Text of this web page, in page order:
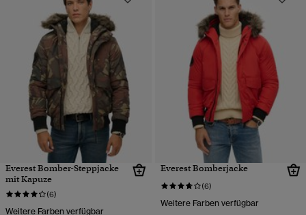
Everest Bomber-Steppjacke
mit Kapuze
(6)
Weitere Farben verfügbar
Everest Bomberjacke
(6)
Weitere Farben verfügbar